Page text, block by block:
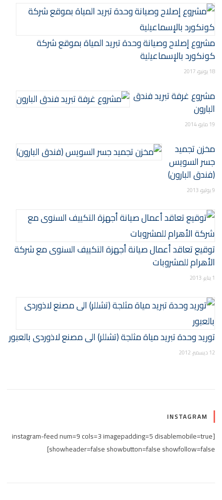
مشروع إصلاح وصيانة وحدة تبريد المياة بموقع شركة
كونكورد بالإسماعيلية
18 يونيو، 2017
مشروع غرفة تبريد فندق
البارون
19 مايو، 2014
مخزن تجميد
جسر السويس
(فندق البارون)
9 يوليو، 2013
توقيع تعاقد أعمال صيانة أجهزة التكييف السنوى مع شركة
الأهرام للمشروبات
1 يناير، 2013
توريد وحدة تبريد مياة مثلجة (تشللر) الى مصنع لاذوردى بالعبور
12 ديسمبر، 2012
INSTAGRAM
[instagram-feed num=9 cols=3 imagepadding=5 disablemobile=true
showheader=false showbutton=false showfollow=false]